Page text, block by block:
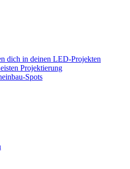
dich in deinen LED-Projekten
Projektierung
Spots